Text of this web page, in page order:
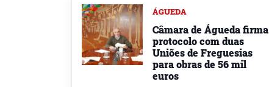
ÁGUEDA
Câmara de Águeda firma
protocolo com duas
Uniões de Freguesias
para obras de 56 mil
euros